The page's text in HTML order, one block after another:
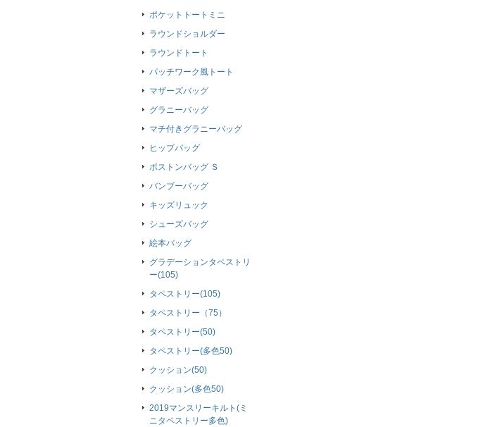
ポケットトートミニ
ラウンドショルダー
ラウンドトート
パッチワーク風トート
マザーズバッグ
グラニーバッグ
マチ付きグラニーバッグ
ヒップバッグ
ボストンバッグ Ｓ
バンブーバッグ
キッズリュック
シューズバッグ
絵本バッグ
グラデーションタペストリ
ー(105)
タペストリー(105)
タペストリー（75）
タペストリー(50)
タペストリー(多色50)
クッション(50)
クッション(多色50)
2019マンスリーキルト(ミ
ニタペストリー多色)